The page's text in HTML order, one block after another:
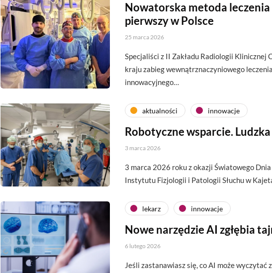
Nowatorska metoda
pierwszy w Polsce
25 marca 2026
Specjaliści z II Zakładu Radiologii Klinicznej
kraju zabieg wewnątrznaczyniowego
innowacyjnego…
aktualności innowacje
Robotyczne wsparcie.
3 marca 2026
3 marca 2026 roku z okazji Światowego
Instytutu Fizjologii i Patologii Słuchu w
lekarz innowacje
Nowe narzędzie AI zgłębia
6 lutego 2026
Jeśli zastanawiasz się, co AI może wyczytać